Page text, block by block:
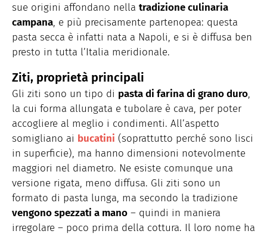
sue origini affondano nella tradizione culinaria
campana, e più precisamente partenopea: questa
pasta secca è infatti nata a Napoli, e si è diffusa ben
presto in tutta l’Italia meridionale.
Ziti, proprietà principali
Gli ziti sono un tipo di pasta di farina di grano duro,
la cui forma allungata e tubolare è cava, per poter
accogliere al meglio i condimenti. All’aspetto
somigliano ai bucatini (soprattutto perché sono lisci
in superficie), ma hanno dimensioni notevolmente
maggiori nel diametro. Ne esiste comunque una
versione rigata, meno diffusa. Gli ziti sono un
formato di pasta lunga, ma secondo la tradizione
vengono spezzati a mano – quindi in maniera
irregolare – poco prima della cottura. Il loro nome ha